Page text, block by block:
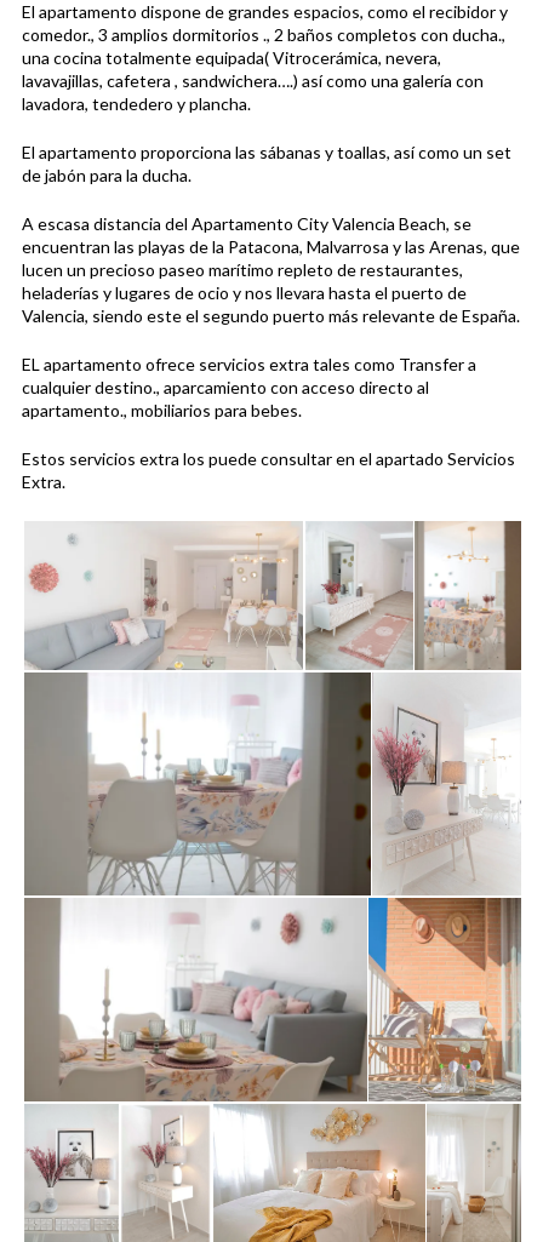
El apartamento dispone de grandes espacios, como el recibidor y
comedor., 3 amplios dormitorios ., 2 baños completos con ducha.,
una cocina totalmente equipada( Vitrocerámica, nevera,
lavavajillas, cafetera , sandwichera….) así como una galería con
lavadora, tendedero y plancha.
El apartamento proporciona las sábanas y toallas, así como un set
de jabón para la ducha.
A escasa distancia del Apartamento City Valencia Beach, se
encuentran las playas de la Patacona, Malvarrosa y las Arenas, que
lucen un precioso paseo marítimo repleto de restaurantes,
heladerías y lugares de ocio y nos llevara hasta el puerto de
Valencia, siendo este el segundo puerto más relevante de España.
EL apartamento ofrece servicios extra tales como Transfer a
cualquier destino., aparcamiento con acceso directo al
apartamento., mobiliarios para bebes.
Estos servicios extra los puede consultar en el apartado Servicios
Extra.